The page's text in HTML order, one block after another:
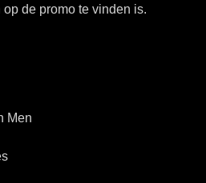
de promo te vinden is.
Men